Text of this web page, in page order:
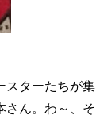
スターたちが集
さん。わ～、そ